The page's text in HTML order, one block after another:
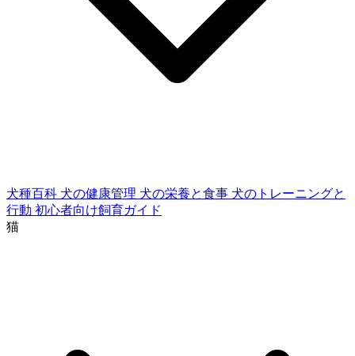
犬種百科 犬の健康管理 犬の栄養と食事 犬のトレーニングと
行動 初心者向け飼育ガイド
猫